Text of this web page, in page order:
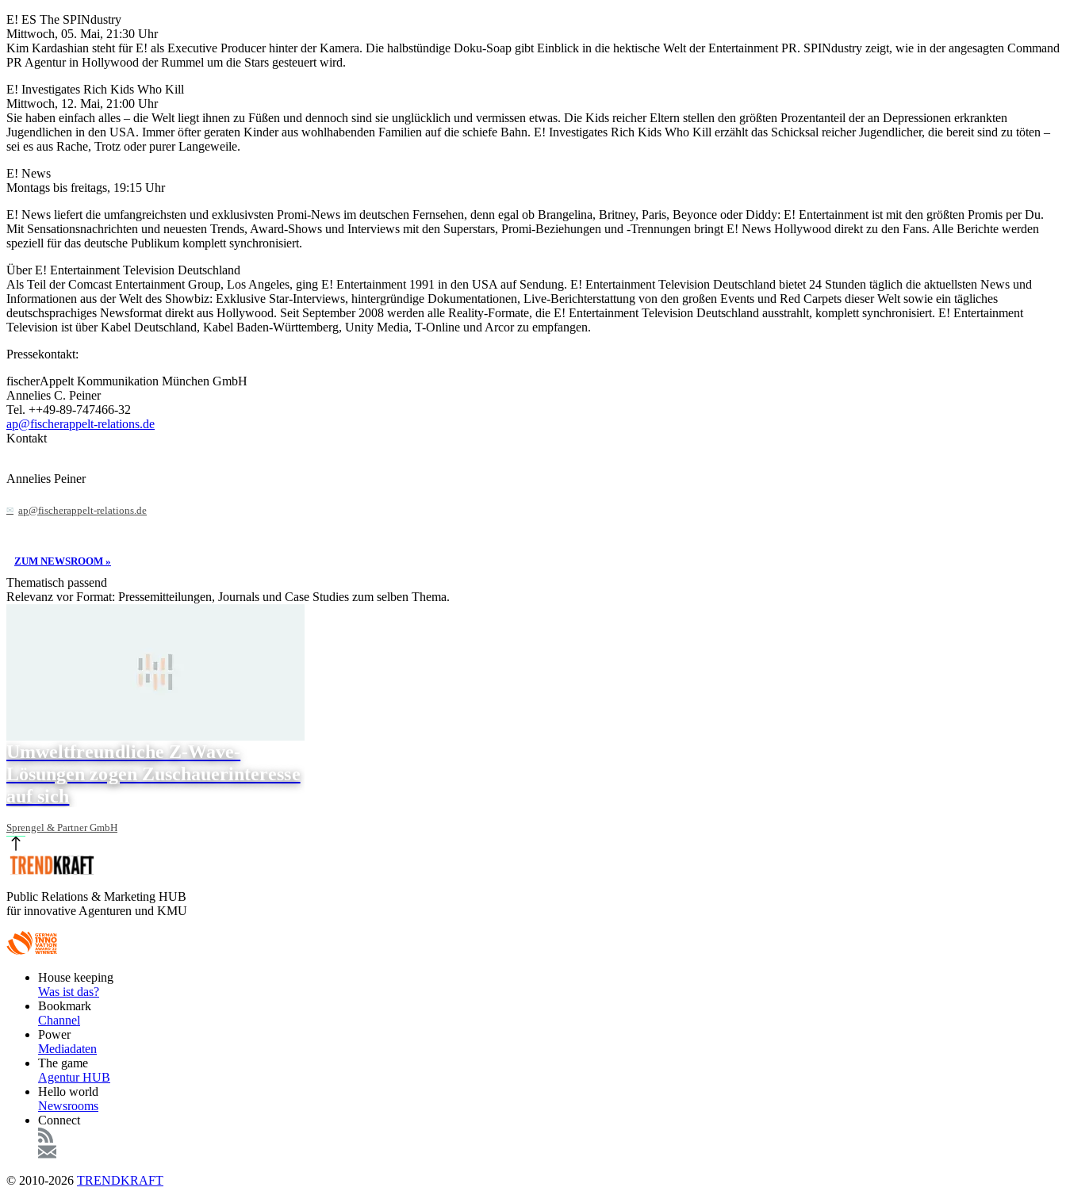
E! ES The SPINdustry
Mittwoch, 05. Mai, 21:30 Uhr
Kim Kardashian steht für E! als Executive Producer hinter der Kamera. Die halbstündige Doku-Soap gibt Einblick in die hektische Welt der Entertainment PR. SPINdustry zeigt, wie in der angesagten Command
PR Agentur in Hollywood der Rummel um die Stars gesteuert wird.
E! Investigates Rich Kids Who Kill
Mittwoch, 12. Mai, 21:00 Uhr
Sie haben einfach alles – die Welt liegt ihnen zu Füßen und dennoch sind sie unglücklich und vermissen etwas. Die Kids reicher Eltern stellen den größten Prozentanteil der an Depressionen erkrankten
Jugendlichen in den USA. Immer öfter geraten Kinder aus wohlhabenden Familien auf die schiefe Bahn. E! Investigates Rich Kids Who Kill erzählt das Schicksal reicher Jugendlicher, die bereit sind zu töten –
sei es aus Rache, Trotz oder purer Langeweile.
E! News
Montags bis freitags, 19:15 Uhr
E! News liefert die umfangreichsten und exklusivsten Promi-News im deutschen Fernsehen, denn egal ob Brangelina, Britney, Paris, Beyonce oder Diddy: E! Entertainment ist mit den größten Promis per Du.
Mit Sensationsnachrichten und neuesten Trends, Award-Shows und Interviews mit den Superstars, Promi-Beziehungen und -Trennungen bringt E! News Hollywood direkt zu den Fans. Alle Berichte werden
speziell für das deutsche Publikum komplett synchronisiert.
Über E! Entertainment Television Deutschland
Als Teil der Comcast Entertainment Group, Los Angeles, ging E! Entertainment 1991 in den USA auf Sendung. E! Entertainment Television Deutschland bietet 24 Stunden täglich die aktuellsten News und
Informationen aus der Welt des Showbiz: Exklusive Star-Interviews, hintergründige Dokumentationen, Live-Berichterstattung von den großen Events und Red Carpets dieser Welt sowie ein tägliches
deutschsprachiges Newsformat direkt aus Hollywood. Seit September 2008 werden alle Reality-Formate, die E! Entertainment Television Deutschland ausstrahlt, komplett synchronisiert. E! Entertainment
Television ist über Kabel Deutschland, Kabel Baden-Württemberg, Unity Media, T-Online und Arcor zu empfangen.
Pressekontakt:
fischerAppelt Kommunikation München GmbH
Annelies C. Peiner
Tel. ++49-89-747466-32
ap@fischerappelt-relations.de
Kontakt
Annelies Peiner
ap@fischerappelt-relations.de
ZUM NEWSROOM »
Thematisch passend
Relevanz vor Format: Pressemitteilungen, Journals und Case Studies zum selben Thema.
Umweltfreundliche Z-Wave-
Lösungen zogen Zuschauerinteresse
auf sich
Sprengel & Partner GmbH
Public Relations & Marketing HUB
für innovative Agenturen und KMU
FooterHouse keeping
Was ist das?
Bookmark
Channel
Power
Mediadaten
The game
Agentur HUB
Hello world
Newsrooms
Connect
© 2010-2026 TRENDKRAFT